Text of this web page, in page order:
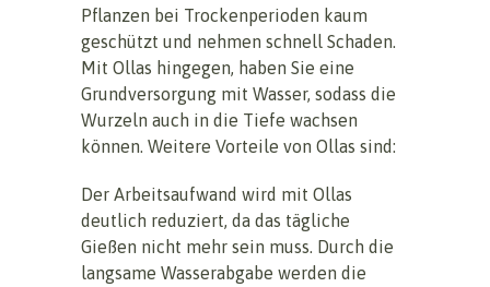
Pflanzen bei Trockenperioden kaum
geschützt und nehmen schnell Schaden.
Mit Ollas hingegen, haben Sie eine
Grundversorgung mit Wasser, sodass die
Wurzeln auch in die Tiefe wachsen
können. Weitere Vorteile von Ollas sind:
Der Arbeitsaufwand wird mit Ollas
deutlich reduziert, da das tägliche
Gießen nicht mehr sein muss. Durch die
langsame Wasserabgabe werden die